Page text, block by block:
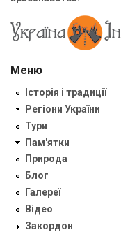
Меню
Історія і традиції
Регіони України
Тури
Пам'ятки
Природа
Блог
Галереї
Відео
Закордон